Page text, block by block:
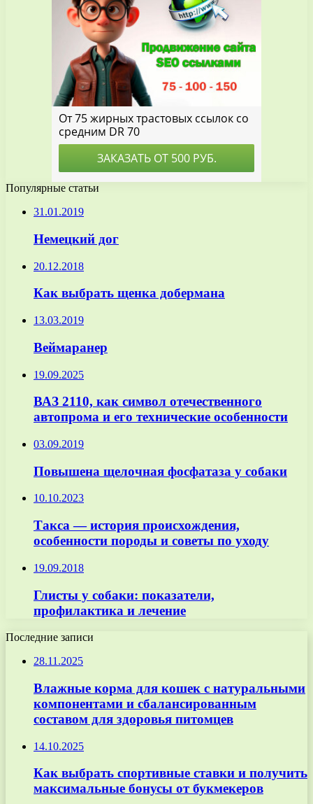
Популярные статьи
31.01.2019
Немецкий дог
20.12.2018
Как выбрать щенка добермана
13.03.2019
Веймаранер
19.09.2025
ВАЗ 2110, как символ отечественного
автопрома и его технические особенности
03.09.2019
Повышена щелочная фосфатаза у собаки
10.10.2023
Такса — история происхождения,
особенности породы и советы по уходу
19.09.2018
Глисты у собаки: показатели,
профилактика и лечение
Последние записи
28.11.2025
Влажные корма для кошек с натуральными
компонентами и сбалансированным
составом для здоровья питомцев
14.10.2025
Как выбрать спортивные ставки и получить
максимальные бонусы от букмекеров